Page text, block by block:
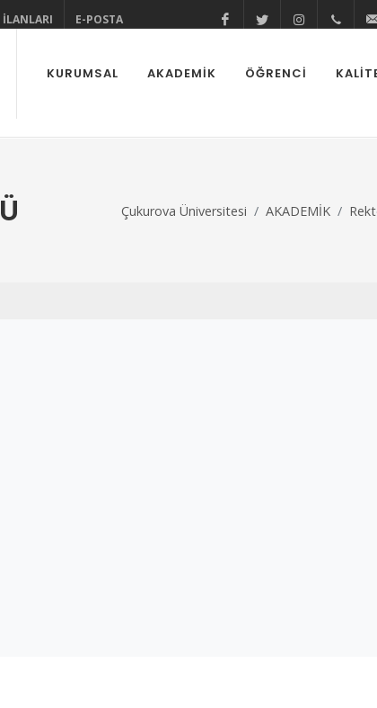
İLANLARI E-POSTA @cuhabermerkezi
KURUMSAL AKADEMİK ÖĞRENCİ
Çukurova Üniversitesi AKADEMİK